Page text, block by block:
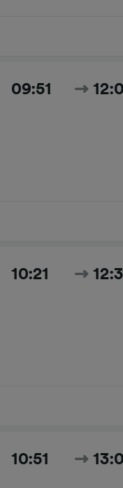
09:51
10:21
10:51